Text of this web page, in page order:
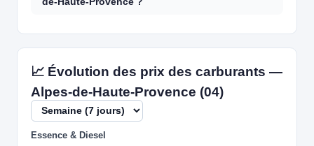
📈 Évolution des prix des carburants —
Alpes-de-Haute-Provence (04)
Essence & Diesel